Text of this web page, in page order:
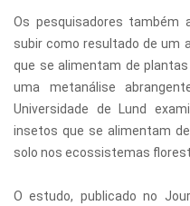
Os pesquisadores também
subir como resultado de um
que se alimentam de
uma metanálise
Universidade de Lund
insetos que se alimentam
solo nos ecossistemas
O estudo, publicado no